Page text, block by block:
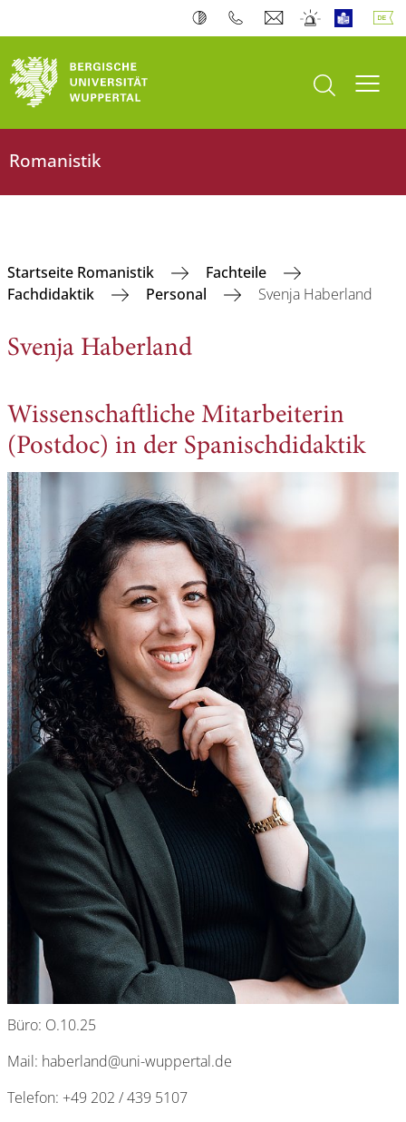
Suche öffnen
Romanistik
Startseite Romanistik
Fachteile
Fachdidaktik
Personal Svenja Haberland
Svenja Haberland
Wissenschaftliche Mitarbeiterin
(Postdoc) in der Spanischdidaktik
Büro: O.10.25
Mail: haberland@uni-wuppertal.de
Telefon: +49 202 / 439 5107